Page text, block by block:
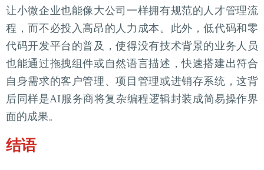
让小微企业也能像大公司一样拥有规范的人才管理流
程，而不必投入高昂的人力成本。此外，低代码和零
代码开发平台的普及，使得没有技术背景的业务人员
也能通过拖拽组件或自然语言描述，快速搭建出符合
自身需求的客户管理、项目管理或进销存系统，这背
后同样是AI服务商将复杂编程逻辑封装成简易操作界
面的成果。
结语